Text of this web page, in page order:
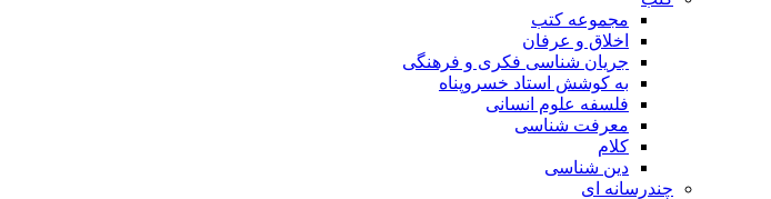
مجموعه کتب
اخلاق و عرفان
جریان شناسی فکری و فرهنگی
به کوشش استاد خسروپناه
فلسفه علوم انسانی
معرفت شناسی
کلام
دین شناسی
چندرسانه ای